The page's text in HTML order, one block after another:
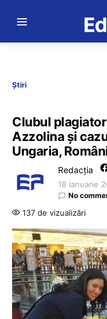
Știri
Clubul
Azzolina și
Ungaria,
Redacția
18 ianuarie
No
137 de vizualizări